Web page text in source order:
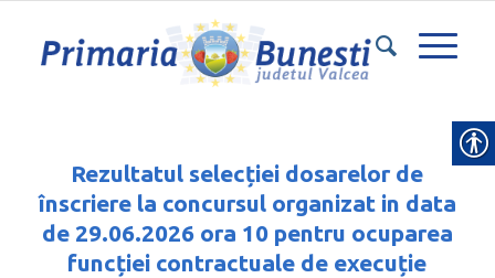
Rezultatul selecției dosarelor de
înscriere la concursul organizat in data
de 29.06.2026 ora 10 pentru ocuparea
funcției contractuale de execuție